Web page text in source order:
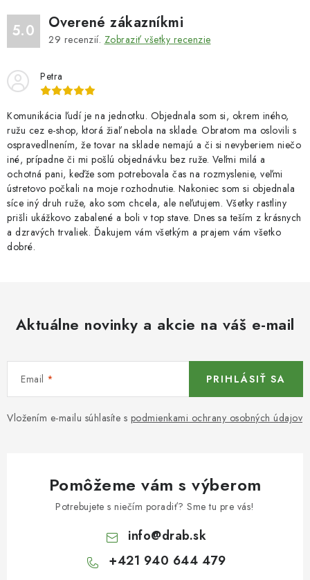
5.0 Overené zákazníkmi
29 recenzií. Zobraziť všetky recenzie
Petra
Komunikácia ľudí je na jednotku. Objednala som si, okrem iného,
ružu cez e-shop, ktorá žiaľ nebola na sklade. Obratom ma oslovili s
ospravedlnením, že tovar na sklade nemajú a či si nevyberiem niečo
iné, prípadne či mi pošlú objednávku bez ruže. Veľmi milá a
ochotná pani, keďže som potrebovala čas na rozmyslenie, veľmi
ústretovo počkali na moje rozhodnutie. Nakoniec som si objednala
síce iný druh ruže, ako som chcela, ale neľutujem. Všetky rastliny
prišli ukážkovo zabalené a boli v top stave. Dnes sa teším z krásnych
a dzravých trvaliek. Ďakujem vám všetkým a prajem vám všetko
dobré.
Aktuálne novinky a akcie na váš e-mail
Email
Vložením e-mailu súhlasíte s podmienkami ochrany osobných údajov
PRIHLÁSIŤ SA
Pomôžeme vám s výberom
Potrebujete s niečím poradiť? Sme tu pre vás!
info@drab.sk
+421 940 644 479